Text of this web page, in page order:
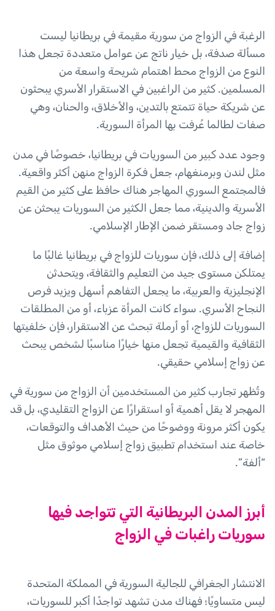
الرغبة في الزواج من سورية مقيمة في بريطانيا ليست
مسألة صدفة، بل خيار ناتج عن عوامل متعددة تجعل هذا
النوع من الزواج محط اهتمام شريحة واسعة من
المسلمين. كثير من الراغبين في الاستقرار الأسري يبحثون
عن شريكة حياة تتمتع بالتدين، والأخلاق، والحنان، وهي
صفات لطالما عُرفت بها المرأة السورية.
وجود عدد كبير من السوريات في بريطانيا، خصوصًا في مدن
مثل لندن وبرمنغهام، جعل فكرة الزواج منهن أكثر واقعية.
فالمجتمع السوري المهاجر هناك حافظ على كثير من القيم
الأسرية والدينية، مما جعل الكثير من السوريات يبحثن عن
زواج جاد ومستقر ضمن الإطار الإسلامي.
إضافة إلى ذلك، فإن سوريات للزواج في بريطانيا غالبًا ما
يمتلكن مستوى جيد من التعليم والثقافة، ويتحدثن
الإنجليزية والعربية، ما يجعل التفاهم أسهل ويزيد فرص
النجاح الأسري. سواء كانت المرأة عزباء، أو من المطلقات
السوريات للزواج، أو أرملة تبحث عن الاستقرار، فإن خلفيتها
الثقافية والقيمية تجعل منها خيارًا مناسبًا لشخص يبحث
عن زواج إسلامي حقيقي.
وتُظهر تجارب كثير من المستخدمين أن الزواج من سورية في
المهجر لا يقل أهمية أو استقرارًا عن الزواج التقليدي، بل قد
يكون أكثر مرونة ووضوحًا من حيث الأهداف والتوقعات،
خاصة عند استخدام تطبيق زواج إسلامي موثوق مثل
“ألفة”.
أبرز المدن البريطانية التي تتواجد فيها
سوريات راغبات في الزواج
الانتشار الجغرافي للجالية السورية في المملكة المتحدة
ليس متساويًا؛ فهناك مدن تشهد تواجدًا أكبر للسوريات،